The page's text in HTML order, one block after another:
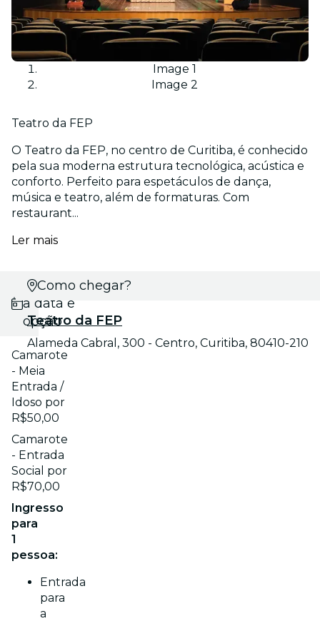
Image 1
Image 2
Teatro da FEP
O Teatro da FEP, no centro de Curitiba, é conhecido
pela sua moderna estrutura tecnológica, acústica e
conforto. Perfeito para espetáculos de dança,
música e teatro, além de formaturas. Com
restaurant...
Ler mais
Selecione
a data e
opção
Camarote
- Meia
Entrada /
Idoso por
R$50,00
Camarote
- Entrada
Social por
R$70,00
Ingresso
para
1
pessoa:
Entrada
para
a
Como chegar?
Teatro da FEP
Alameda Cabral, 300 - Centro, Curitiba, 80410-210